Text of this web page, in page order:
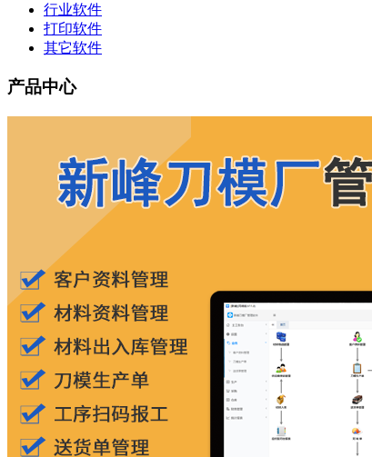
行业软件
打印软件
其它软件
产品中心